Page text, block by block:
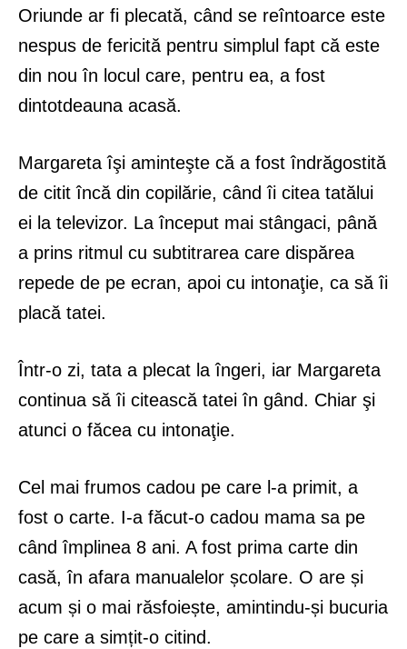
Oriunde ar fi plecată, când se reîntoarce este
nespus de fericită pentru simplul fapt că este
din nou în locul care, pentru ea, a fost
dintotdeauna acasă.
Margareta îşi aminteşte că a fost îndrăgostită
de citit încă din copilărie, când îi citea tatălui
ei la televizor. La început mai stângaci, până
a prins ritmul cu subtitrarea care dispărea
repede de pe ecran, apoi cu intonaţie, ca să îi
placă tatei.
Într-o zi, tata a plecat la îngeri, iar Margareta
continua să îi citească tatei în gând. Chiar şi
atunci o făcea cu intonaţie.
Cel mai frumos cadou pe care l-a primit, a
fost o carte. I-a făcut-o cadou mama sa pe
când împlinea 8 ani. A fost prima carte din
casă, în afara manualelor școlare. O are și
acum și o mai răsfoiește, amintindu-și bucuria
pe care a simțit-o citind.